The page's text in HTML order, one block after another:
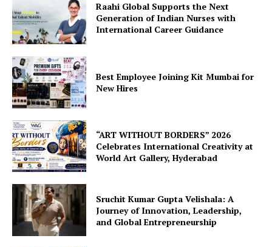
Raahi Global Supports the Next
Generation of Indian Nurses with
International Career Guidance
Best Employee Joining Kit Mumbai for
New Hires
“ART WITHOUT BORDERS” 2026
Celebrates International Creativity at
World Art Gallery, Hyderabad
Sruchit Kumar Gupta Velishala: A
Journey of Innovation, Leadership,
and Global Entrepreneurship